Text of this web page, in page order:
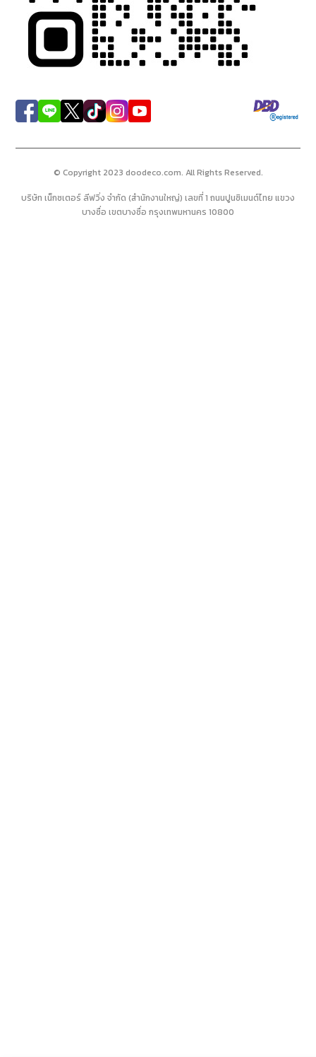
© Copyright 2023 doodeco.com. All Rights Reserved.
บริษัท เน็กซเตอร์ ลีฟวิ่ง จำกัด (สำนักงานใหญ่) เลขที่ 1 ถนนปูนซิเมนต์ไทย แขวง
บางซื่อ เขตบางซื่อ กรุงเทพมหานคร 10800